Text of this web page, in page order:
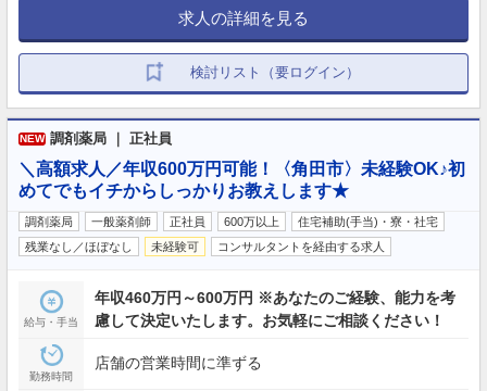
求人の詳細を見る
検討リスト（要ログイン）
NEW 調剤薬局 ｜ 正社員
＼高額求人／年収600万円可能！〈角田市〉未経験OK♪初
めてでもイチからしっかりお教えします★
調剤薬局 一般薬剤師 正社員 600万以上
住宅補助(手当)・寮・社宅
残業なし／ほぼなし
未経験可 コンサルタントを経由する求人
給与・手当
年収460万円～600万円 ※あなたのご経験、能力を考
慮して決定いたします。お気軽にご相談ください！
勤務時間
店舗の営業時間に準ずる